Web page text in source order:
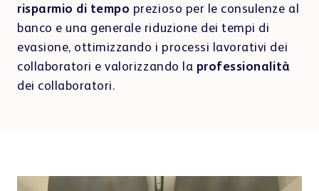
risparmio di tempo prezioso per le consulenze al
banco e una generale riduzione dei tempi di
evasione, ottimizzando i processi lavorativi dei
collaboratori e valorizzando la professionalità
dei collaboratori.